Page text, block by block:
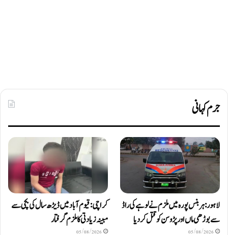
جرم کہانی
لاہور: ہربنس پورہ میں ملزم نے لوہے کی راڈ
سے بوڑھی ماں اور پڑوسن کو قتل کر دیا
05/08/2026
کراچی: قیوم آباد میں ڈیڑھ سال کی بچی سے
مبینہ زیادتی کا ملزم گرفتار
05/08/2026